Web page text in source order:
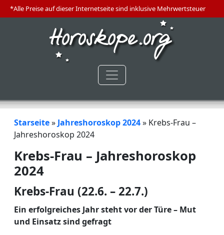
*Alle Preise auf dieser Internetseite sind inklusive Mehrwertsteuer
Starseite» Jahreshoroskop 2024» Krebs-Frau –
Jahreshoroskop 2024
Krebs-Frau – Jahreshoroskop
2024
Krebs-Frau (22.6. – 22.7.)
Ein erfolgreiches Jahr steht vor der Türe – Mut
und Einsatz sind gefragt